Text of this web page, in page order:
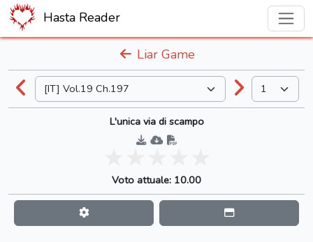
Hasta Reader
Liar Game
L'unica via di scampo
Voto attuale: 10.00